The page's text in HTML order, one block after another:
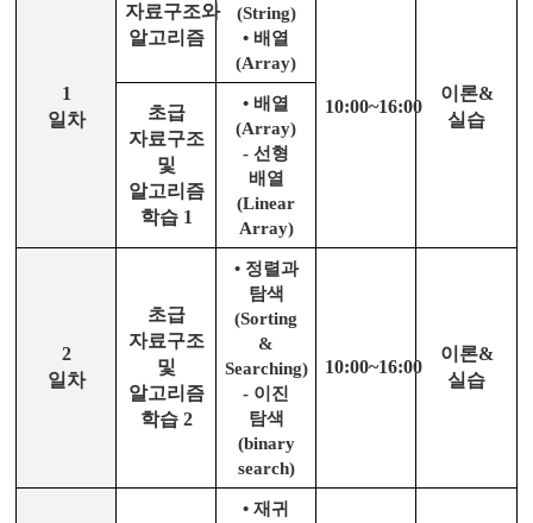
1
일차
자료구조와
알고리즘
(String)
• 배열
(Array)
10:00~16:00
이론&
실습
초급
자료구조
및
알고리즘
학습 1
• 배열
(Array)
-선형
배열
(Linear
Array)
2
일차
초급
자료구조
및
알고리즘
학습 2
• 정렬과
탐색
(Sorting
&
Searching)
- 이진
탐색
(binary
search)
10:00~16:00
이론&
실습
•재귀